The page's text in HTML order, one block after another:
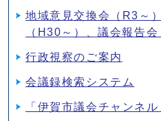
地域意見交換会（R3～
（H30～）、議会報告会
行政視察のご案内
会議録検索システム
「伊賀市議会チャンネ